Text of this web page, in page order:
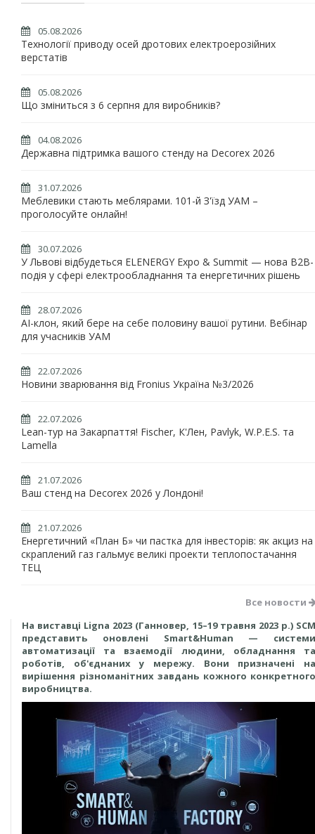
05.08.2026
Технології приводу осей дротових електроерозійних
верстатів
05.08.2026
Що зміниться з 6 серпня для виробників?
04.08.2026
Державна підтримка вашого стенду на Decorex 2026
31.07.2026
Меблевики стають меблярами. 101-й З'їзд УАМ –
проголосуйте онлайн!
30.07.2026
У Львові відбудеться ELENERGY Expo & Summit — нова B2B-
подія у сфері електрообладнання та енергетичних рішень
28.07.2026
AI-клон, який бере на себе половину вашої рутини. Вебінар
для учасників УАМ
22.07.2026
Новини зварювання від Fronius Україна №3/2026
22.07.2026
Lean-тур на Закарпаття! Fischer, К'Лен, Pavlyk, W.P.E.S. та
Lamella
21.07.2026
Ваш стенд на Decorex 2026 у Лондоні!
21.07.2026
Енергетичний «План Б» чи пастка для інвесторів: як акциз на
скраплений газ гальмує великі проекти теплопостачання
ТЕЦ
Все новости
На виставці Ligna 2023 (Ганновер, 15–19 травня 2023 р.) SCM
представить оновлені Smart&Human — системи
автоматизації та взаємодії людини, обладнання та
роботів, об'єднаних у мережу. Вони призначені на
вирішення різноманітних завдань кожного конкретного
виробництва.